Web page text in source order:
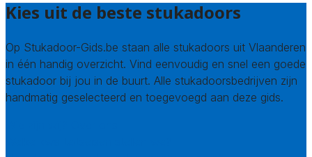
Kies uit de beste stukadoors
Op Stukadoor-Gids.be staan alle stukadoors uit Vlaanderen
in één handig overzicht. Vind eenvoudig en snel een goede
stukadoor bij jou in de buurt. Alle stukadoorsbedrijven zijn
handmatig geselecteerd en toegevoegd aan deze gids.